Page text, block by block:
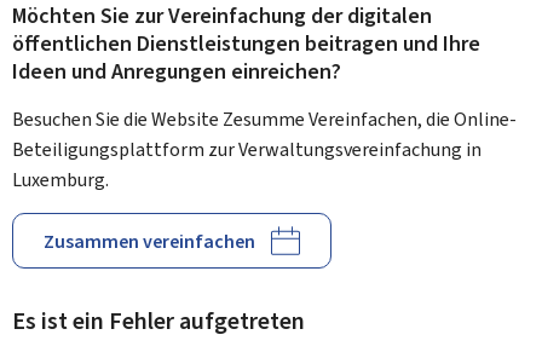
Möchten Sie zur Vereinfachung der digitalen
öffentlichen Dienstleistungen beitragen und Ihre
Ideen und Anregungen einreichen?
Besuchen Sie die Website Zesumme Vereinfachen, die Online-
Beteiligungsplattform zur Verwaltungsvereinfachung in
Luxemburg.
Zusammen vereinfachen
Es ist ein Fehler aufgetreten